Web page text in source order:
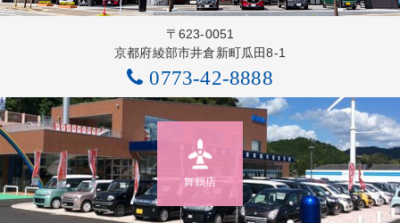
〒623-0051
京都府綾部市井倉新町瓜田8-1
0773-42-8888
舞鶴店